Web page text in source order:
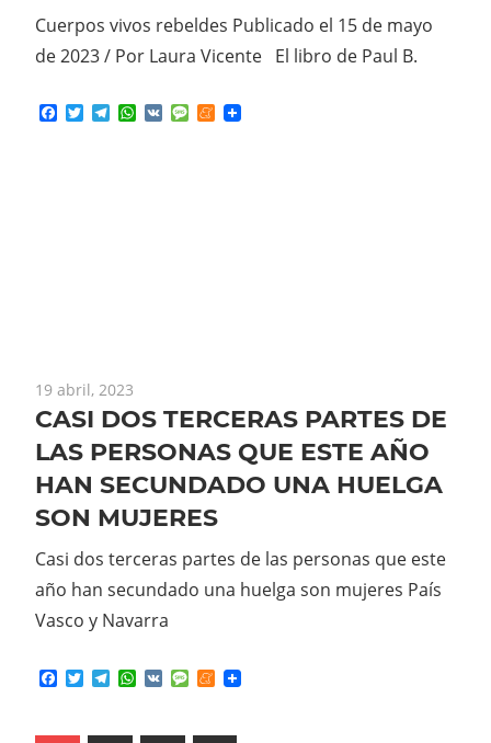
Cuerpos vivos rebeldes Publicado el 15 de mayo
de 2023 / Por Laura Vicente El libro de Paul B.
Facebook
TwitterTelegram
WhatsApp
VK MessageMeneame
19 abril, 2023
CASI DOS TERCERAS PARTES DE
LAS PERSONAS QUE ESTE AÑO
HAN SECUNDADO UNA HUELGA
SON MUJERES
Casi dos terceras partes de las personas que este
año han secundado una huelga son mujeres País
Vasco y Navarra
Facebook
TwitterTelegram
WhatsApp
VK MessageMeneame